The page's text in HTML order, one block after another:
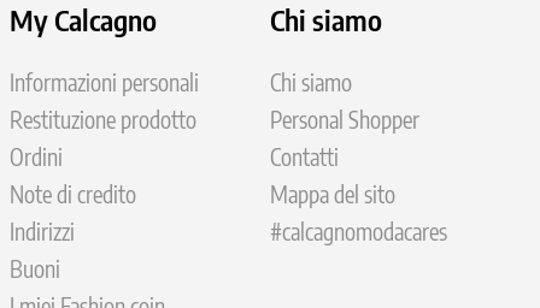
My Calcagno
Informazioni personali
Restituzione prodotto
Ordini
Note di credito
Indirizzi
Buoni
Chi siamo
Chi siamo
Personal Shopper
Contatti
Mappa del sito
#calcagnomodacares